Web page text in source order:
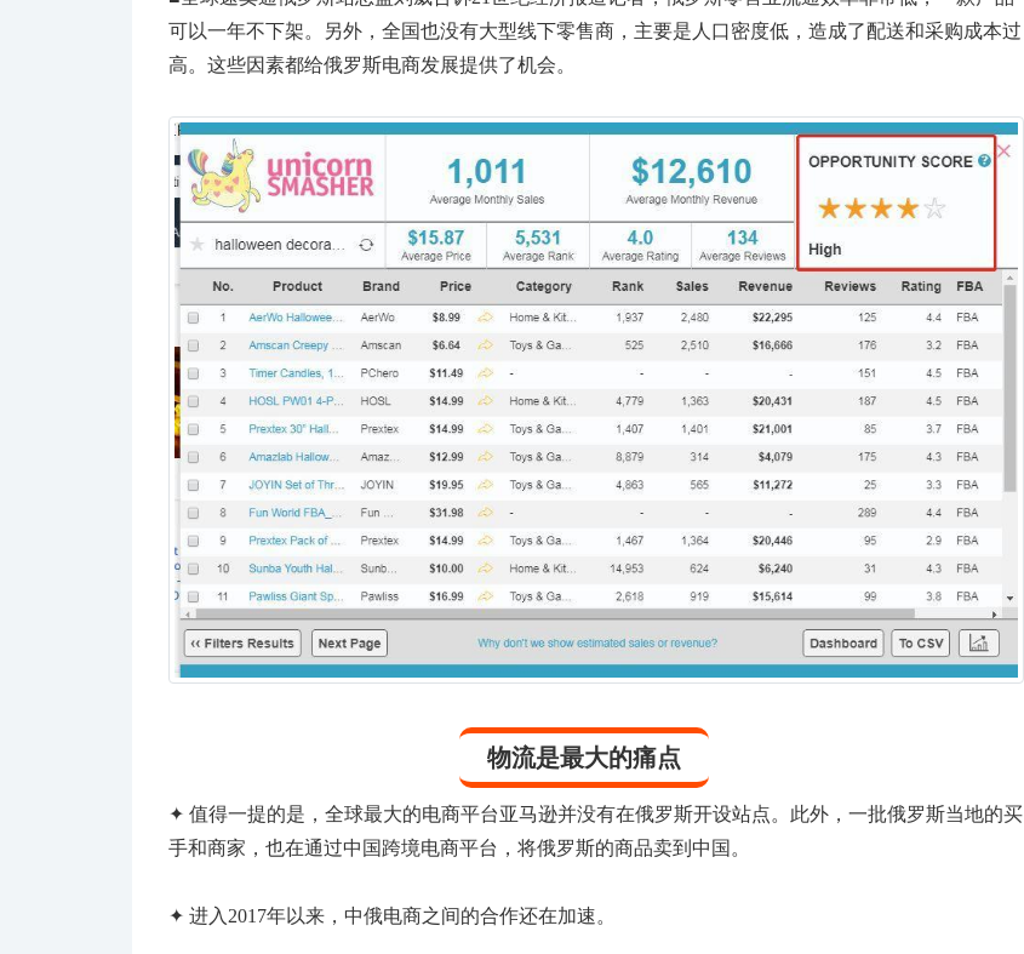
可以一年不下架。另外，全国也没有大型线下零售商，主要是人口密度低，造成了配送和采购成本过
高。这些因素都给俄罗斯电商发展提供了机会。
物流是最大的痛点
✦ 值得一提的是，全球最大的电商平台亚马逊并没有在俄罗斯开设站点。此外，一批俄罗斯当地的买
手和商家，也在通过中国跨境电商平台，将俄罗斯的商品卖到中国。
✦ 进入2017年以来，中俄电商之间的合作还在加速。